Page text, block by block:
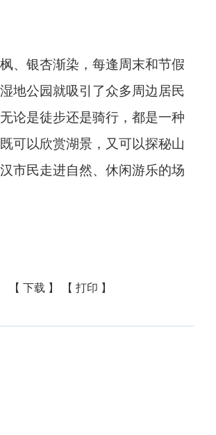
、银杏渐染，每逢周末和节假
地公园就吸引了众多周边居民
论是徒步还是骑行，都是一种
可以欣赏湖景，又可以探秘山
市民走进自然、休闲游乐的场
【 下载 】 【 打印 】